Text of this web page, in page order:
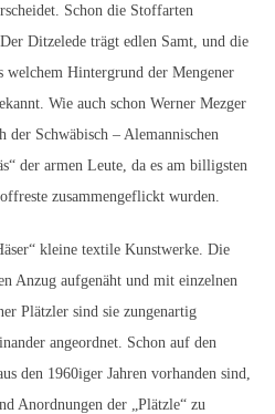
Schon die Stoffarten
Ditzelede trägt edlen Samt, und die
welchem Hintergrund der Mengener
Wie auch schon Werner Mezger
der Schwäbisch – Alemannischen
der armen Leute, da es am billigsten
zusammengeflickt wurden.
kleine textile Kunstwerke. Die
Anzug aufgenäht und mit einzelnen
Plätzler sind sie zungenartig
angeordnet. Schon auf den
den 1960iger Jahren vorhanden sind,
Anordnungen der „Plätzle“ zu